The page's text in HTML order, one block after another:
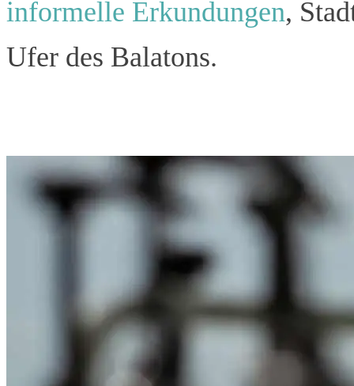
informelle Erkundungen,
Ufer des Balatons.